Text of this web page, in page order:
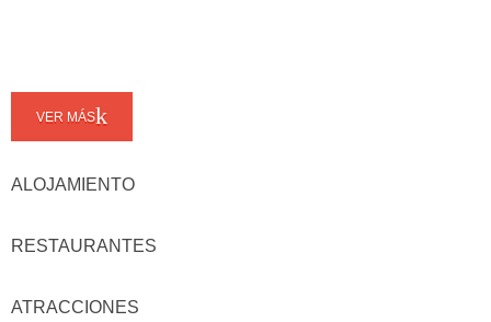
VER MÁS
ALOJAMIENTO
RESTAURANTES
ATRACCIONES